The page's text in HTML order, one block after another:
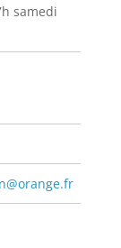
samedi